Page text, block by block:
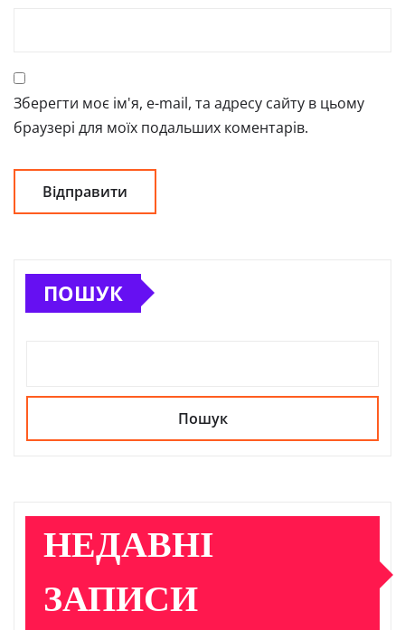
Зберегти моє ім'я, e-mail, та адресу сайту в цьому
браузері для моїх подальших коментарів.
ПОШУК
Пошук
НЕДАВНІ
ЗАПИСИ